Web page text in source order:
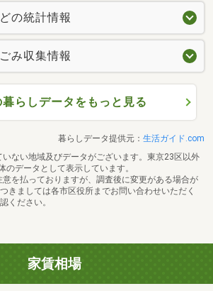
の統計情報
み収集情報
らしデータをもっと見る
暮らしデータ提供元： 生活ガイド.com
ない地域及びデータがございます。東京23区以外
のデータとして表示しています。
を払っておりますが、調査後に変更がある場合が
きましては各市区役所までお問い合わせいただく
ください。
家賃相場